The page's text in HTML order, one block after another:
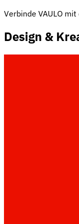
Verbinde VAULO
Design &